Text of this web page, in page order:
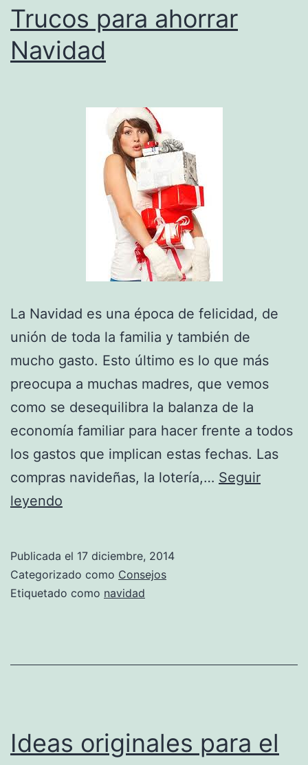
Trucos para ahorrar
Navidad
La Navidad es una época de felicidad, de
unión de toda la familia y también de
mucho gasto. Esto último es lo que más
preocupa a muchas madres, que vemos
como se desequilibra la balanza de la
economía familiar para hacer frente a todos
los gastos que implican estas fechas. Las
compras navideñas, la lotería,… Seguir
leyendo
Navidad
Publicada el 17 diciembre, 2014
Categorizado como Consejos
Etiquetado como navidad
Ideas originales para el